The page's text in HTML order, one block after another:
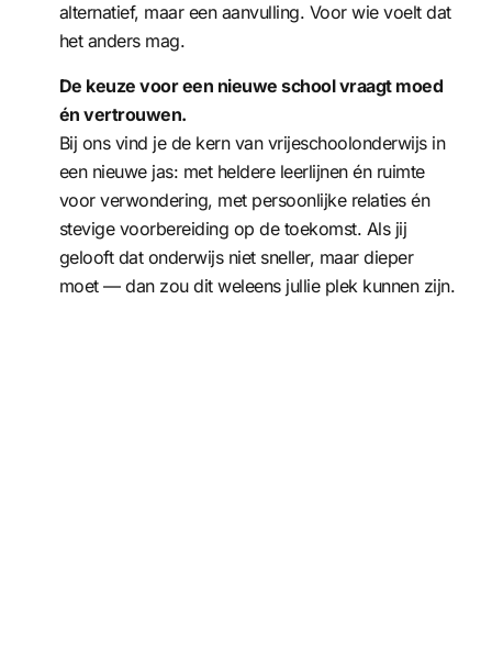
alternatief, maar een aanvulling. Voor wie voelt dat
het anders mag.
De keuze voor een nieuwe school vraagt moed
én vertrouwen.
Bij ons vind je de kern van vrijeschoolonderwijs in
een nieuwe jas: met heldere leerlijnen én ruimte
voor verwondering, met persoonlijke relaties én
stevige voorbereiding op de toekomst. Als jij
gelooft dat onderwijs niet sneller, maar dieper
moet — dan zou dit weleens jullie plek kunnen zijn.